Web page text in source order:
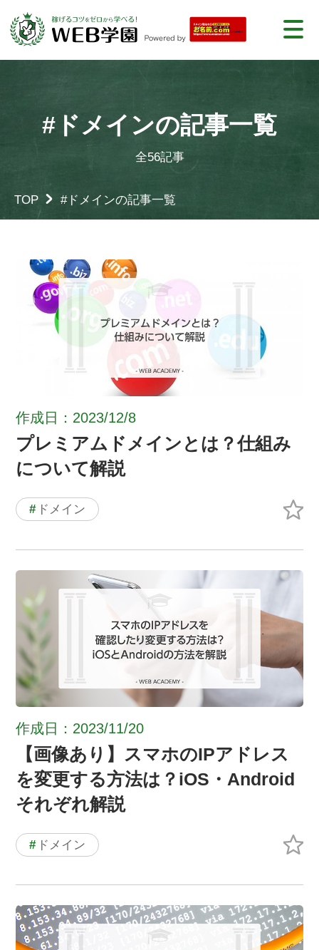
#ドメインの記事一覧
全56記事
TOP #ドメインの記事一覧
作成日：2023/12/8
プレミアムドメインとは？仕組み
について解説
# ドメイン
作成日：2023/11/20
【画像あり】スマホのIPアドレス
を変更する方法は？iOS・Android
それぞれ解説
# ドメイン